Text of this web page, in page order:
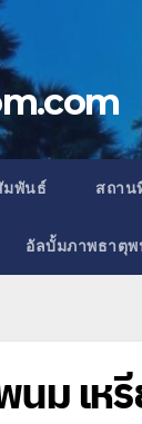
มพันธ์ สถาน
อัลบั้มภาพธาตุ
นม เ